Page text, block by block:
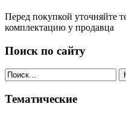
Перед покупкой уточняйте
комплектацию у продавца
Поиск по сайту
Тематические